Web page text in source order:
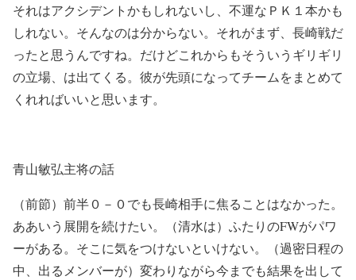
それはアクシデントかもしれないし、不運なＰＫ１本かも
しれない。そんなのは分からない。それがまず、長崎戦だ
ったと思うんですね。だけどこれからもそういうギリギリ
の立場、は出てくる。彼が先頭になってチームをまとめて
くれればいいと思います。
青山敏弘主将の話
（前節）前半０－０でも長崎相手に焦ることはなかった。
ああいう展開を続けたい。（清水は）ふたりのFWがパワ
ーがある。そこに気をつけないといけない。（過密日程の
中、出るメンバーが）変わりながら今までも結果を出して